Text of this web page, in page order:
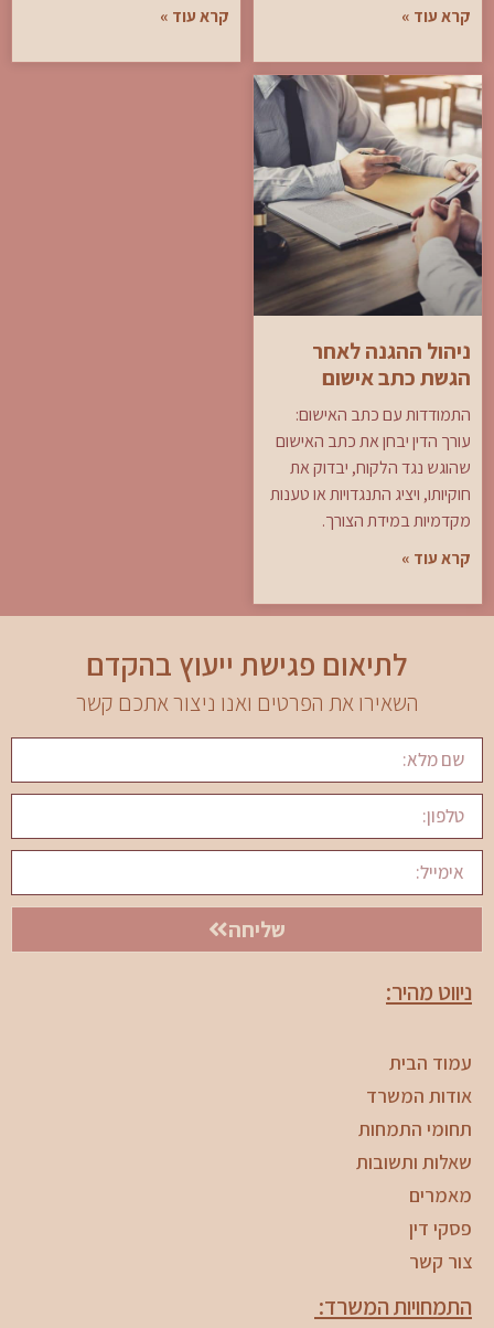
קרא עוד » קרא עוד »
ניהול ההגנה לאחר
הגשת כתב אישום
התמודדות עם כתב האישום:
עורך הדין יבחן את כתב האישום
שהוגש נגד הלקוח, יבדוק את
חוקיותו, ויציג התנגדויות או טענות
מקדמיות במידת הצורך.
קרא עוד »
לתיאום פגישת ייעוץ בהקדם
השאירו את הפרטים ואנו ניצור אתכם קשר
שליחה
ניווט מהיר:
עמוד הבית
אודות המשרד
תחומי התמחות
שאלות ותשובות
מאמרים
פסקי דין
צור קשר
התמחויות המשרד: